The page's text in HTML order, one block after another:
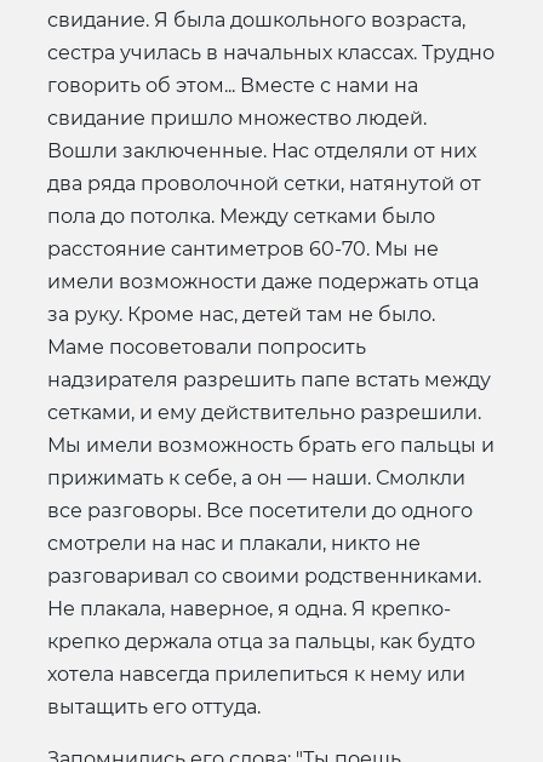
свидание. Я была дошкольного возраста,
сестра училась в начальных классах. Трудно
говорить об этом... Вместе с нами на
свидание пришло множество людей.
Вошли заключенные. Нас отделяли от них
два ряда проволочной сетки, натянутой от
пола до потолка. Между сетками было
расстояние сантиметров 60-70. Мы не
имели возможности даже подержать отца
за руку. Кроме нас, детей там не было.
Маме посоветовали попросить
надзирателя разрешить папе встать между
сетками, и ему действительно разрешили.
Мы имели возможность брать его пальцы и
прижимать к себе, а он — наши. Смолкли
все разговоры. Все посетители до одного
смотрели на нас и плакали, никто не
разговаривал со своими родственниками.
Не плакала, наверное, я одна. Я крепко-
крепко держала отца за пальцы, как будто
хотела навсегда прилепиться к нему или
вытащить его оттуда.